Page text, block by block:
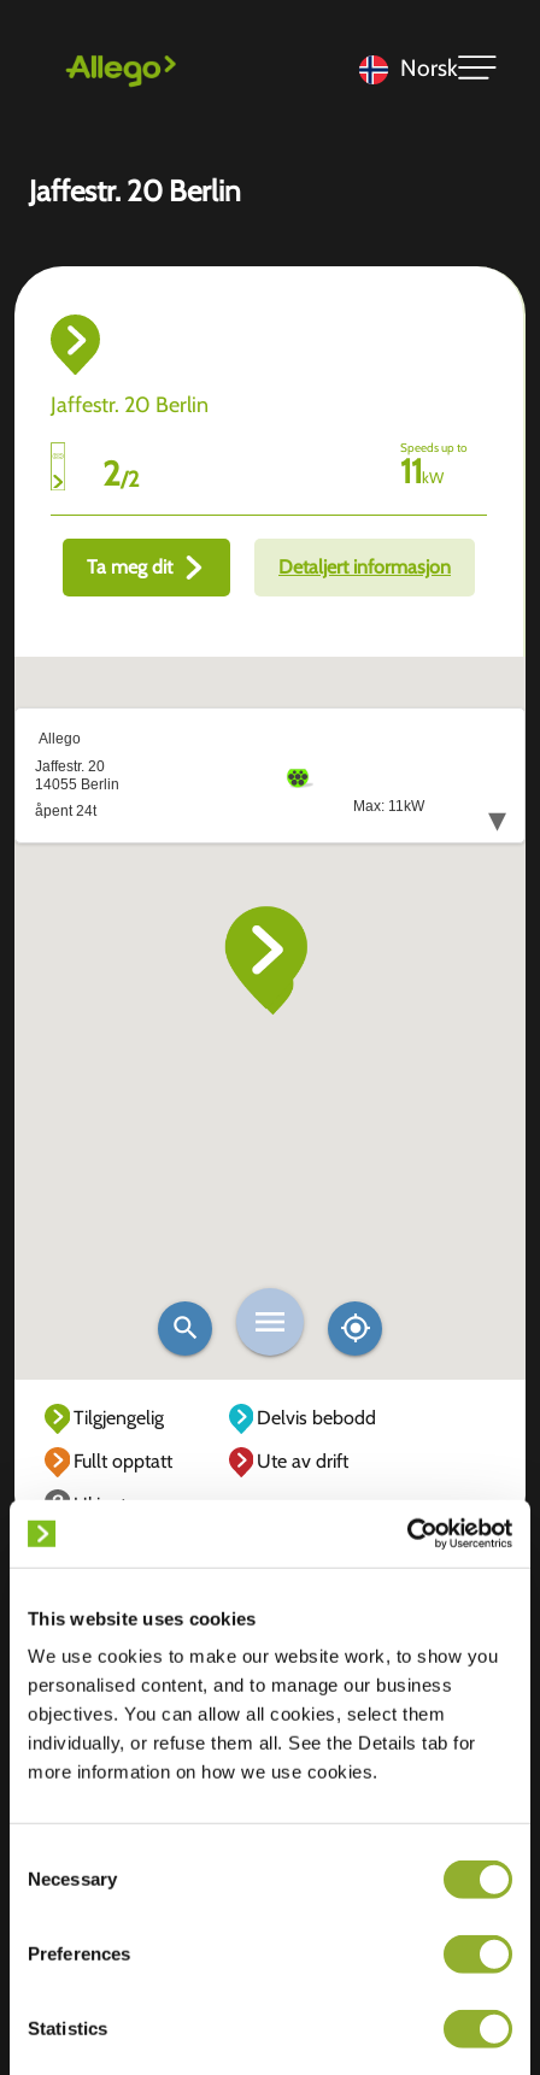
This website uses cookies
We use cookies to make our website work, to show you
personalised content, and to manage our business
objectives. You can allow all cookies, select them
individually, or refuse them all. See the Details tab for
more information on how we use cookies.
Selection
Necessary
Preferences
Statistics
Norsk
Jaffestr. 20 Berlin
Jaffestr. 20 Berlin
2/2
Speeds up to
11kW
Ta meg dit Detaljert informasjon
Tilgjengelig
Delvis bebodd
Fullt opptatt
Ute av drift
Ukjent
Sted
14055 Berlin
Tyskland
Regular Charging 2 of 2 available